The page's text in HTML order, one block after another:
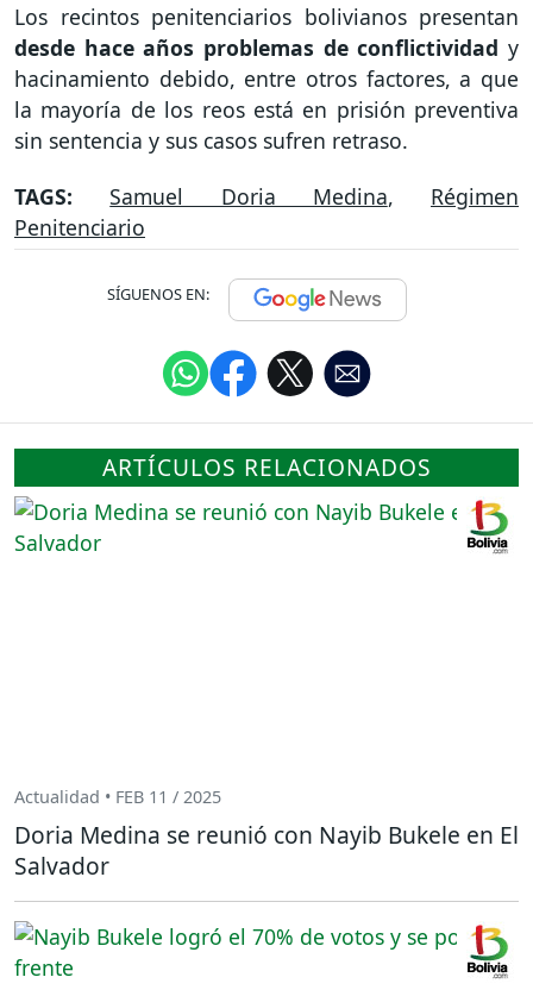
Los recintos penitenciarios bolivianos presentan
desde hace años problemas de conflictividad y
hacinamiento debido, entre otros factores, a que
la mayoría de los reos está en prisión preventiva
sin sentencia y sus casos sufren retraso.
TAGS:Samuel Doria Medina, Régimen
Penitenciario
SÍGUENOS EN:
ARTÍCULOS RELACIONADOS
Actualidad • FEB 11 / 2025
Doria Medina se reunió con Nayib Bukele en El
Salvador